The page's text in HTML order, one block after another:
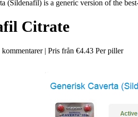
(Sildenafil) is a generic version of the
Citrate
| Pris från €4.43 Per piller